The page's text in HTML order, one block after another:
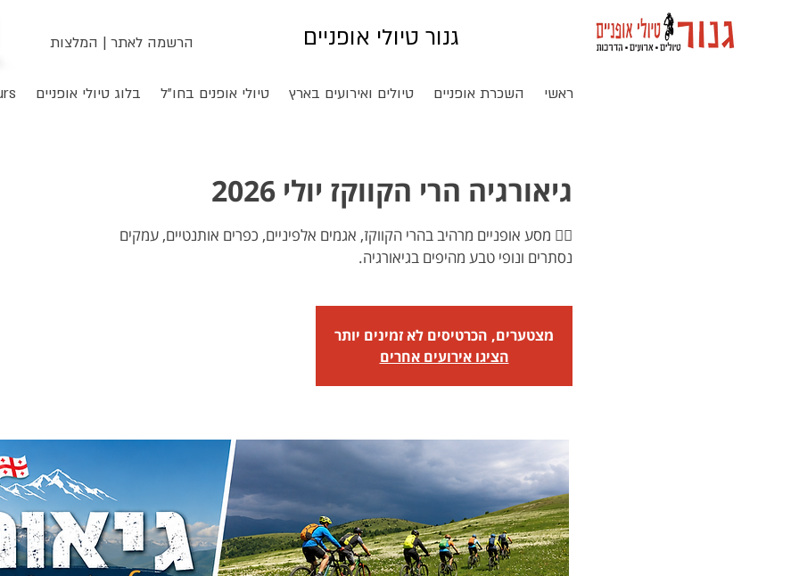
הרשמה לאתר | המלצות גנור טיולי אופניים
ראשי השכרת אופניים טיולים ואירועים בארץ טיולי אופנים בחו"ל בלוג טיולי אופניים
גיאורגיה הרי הקווקז יולי 2026
🚵‍♂️ מסע אופניים מרהיב בהרי הקווקז, אגמים אלפיניים, כפרים אותנטיים, עמקים
נסתרים ונופי טבע מהיפים בגיאורגיה.
מצטערים, הכרטיסים לא זמינים יותר
הציגו אירועים אחרים